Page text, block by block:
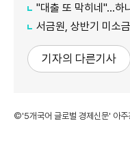
"대출 또 막히네"…하나
서금원, 상반기 미소금융
기자의 다른기사
©'5개국어 글로벌 경제신문' 아주